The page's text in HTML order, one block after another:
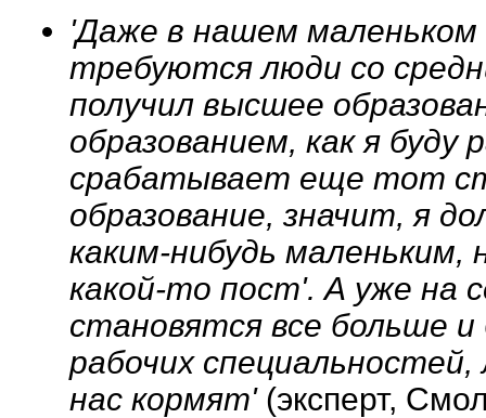
'Даже в нашем маленьком
требуются люди со
получил высшее
образованием, как я
срабатывает еще тот
образование, значит, я
каким-нибудь маленьким,
какой-то пост'. А уже на
становятся все больше
рабочих
нас кормят' (эксперт,